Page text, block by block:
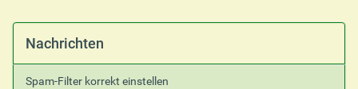
Nachrichten
Spam-Filter korrekt einstellen